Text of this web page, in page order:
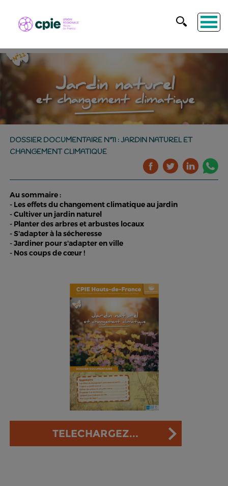
DOSSIER DOCUMENTAIRE N°11 : JARDIN NATUREL ET
CHANGEMENT CLIMATIQUE
Au sommaire :
- Les effets du changement climatique au jardin
- Cultiver un jardin naturel
- Planter des arbres et arbustes locaux
- S'adapter à la sécheresse
- Jardiner pour s'adapter en ville
- Nos coups de cœur !
TELECHARGEZ...